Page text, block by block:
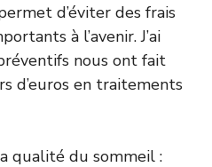
d’éviter des frais
à l’avenir. J’ai
nous ont fait
d’euros en traitements
qualité du sommeil :